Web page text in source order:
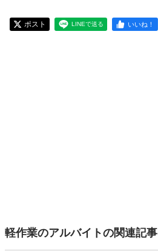
ポスト LINEで送る いいね！
軽作業のアルバイトの関連記事